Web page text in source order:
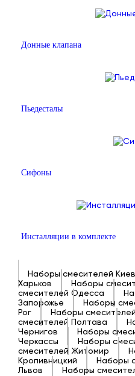
Донные клапана
Пьедесталы
Сифоны
Инсталляции в комплекте
Наборы смесителей Киев
Харьков
Наборы
смесителей Одесса
Запорожье
Наборы
Рог
Наборы
смесителей Полтава
Чернигов
Наборы
Черкассы
Наборы
смесителей Житомир
Кропивницкий
Наборы
Львов
Наборы